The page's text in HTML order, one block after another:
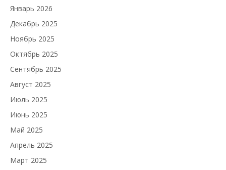
Январь 2026
Декабрь 2025
Ноябрь 2025
Октябрь 2025
Сентябрь 2025
Август 2025
Июль 2025
Июнь 2025
Май 2025
Апрель 2025
Март 2025